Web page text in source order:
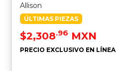
Allison
ÚLTIMAS PIEZAS
$2,308.96 MXN
PRECIO EXCLUSIVO EN LÍNEA